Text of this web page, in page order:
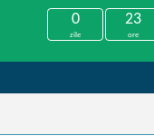
0
zile
23
ore